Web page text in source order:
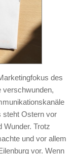
des
verschwunden,
steht Ostern vor
Wunder. Trotz
und vor allem
vor. Wenn